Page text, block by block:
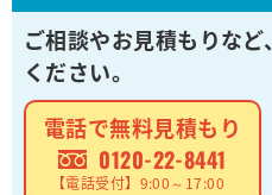
ご相談やお見積もりなど、
ください。
電話で無料見積もり
0120-22-8441
【電話受付】9:00～17:00